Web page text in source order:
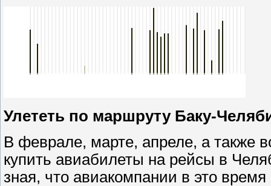
Улететь по маршруту Баку-
В феврале, марте, апреле, а также
купить авиабилеты на рейсы в
зная, что авиакомпании в это